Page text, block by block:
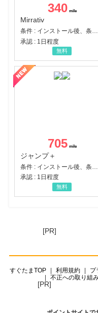
340
Mirrativ
条件 : インストール後、条件達成
承認 : 1日程度
無料
705
ジャンプ＋
承認 : 1日程度
無料
[PR]
すぐたまTOP 利用規約 プ
不正への取り組
[PR]